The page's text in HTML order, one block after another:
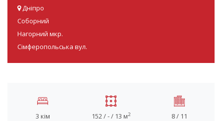
Дніпро
Соборний
Нагорний мкр.
Сімферопольська вул.
3 кім 152 / - / 13 м2 8 / 11